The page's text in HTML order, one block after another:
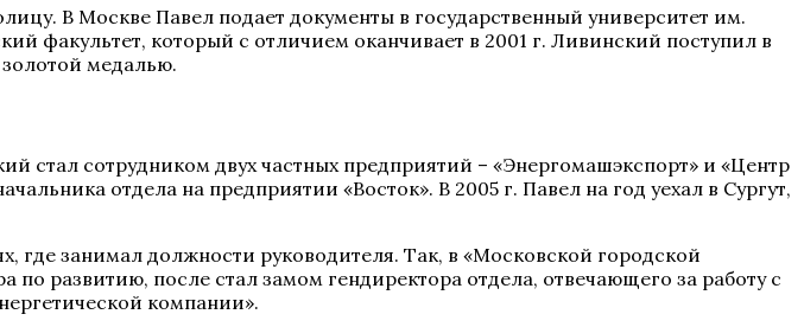
В Москве Павел подает документы в государственный университет им.
факультет, который с отличием оканчивает в 2001 г. Ливинский поступил в
медалью.
стал сотрудником двух частных предприятий – «Энергомашэкспорт» и «Центр
отдела на предприятии «Восток». В 2005 г. Павел на год уехал в Сургут,
где занимал должности руководителя. Так, в «Московской городской
развитию, после стал замом гендиректора отдела, отвечающего за работу с
компании».